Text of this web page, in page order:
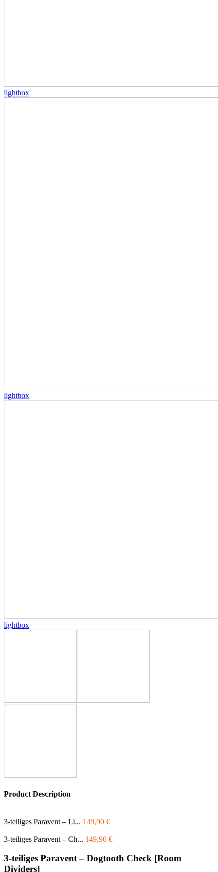
lightbox
lightbox
lightbox
Product Description
3-teiliges Paravent – Li... 149,90 €
3-teiliges Paravent – Ch... 149,90 €
3-teiliges Paravent – Dogtooth Check [Room
Dividers]